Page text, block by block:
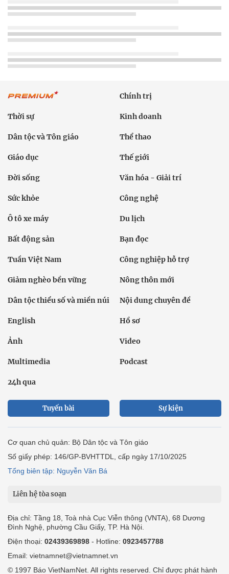
Chính trị
Thời sự Kinh doanh
Dân tộc và Tôn giáo Thể thao
Giáo dục Thế giới
Đời sống Văn hóa - Giải trí
Sức khỏe Công nghệ
Ô tô xe máy Du lịch
Bất động sản Bạn đọc
Tuần Việt Nam Công nghiệp hỗ trợ
Giảm nghèo bền vững Nông thôn mới
Dân tộc thiểu số và miền núi Nội dung chuyên đề
English Hồ sơ
Ảnh Video
Multimedia Podcast
24h qua
Tuyến bài Sự kiện
Cơ quan chủ quản: Bộ Dân tộc và Tôn giáo
Số giấy phép: 146/GP-BVHTTDL, cấp ngày 17/10/2025
Tổng biên tập: Nguyễn Văn Bá
Liên hệ tòa soạn
Địa chỉ: Tầng 18, Toà nhà Cục Viễn thông (VNTA), 68 Dương
Đình Nghệ, phường Cầu Giấy, TP. Hà Nội.
Điện thoại: 02439369898 - Hotline: 0923457788
Email: vietnamnet@vietnamnet.vn
© 1997 Báo VietNamNet. All rights reserved. Chỉ được phát hành